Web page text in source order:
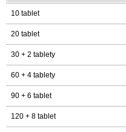
10 tablet
20 tablet
30 + 2 tablety
60 + 4 tablety
90 + 6 tablet
120 + 8 tablet